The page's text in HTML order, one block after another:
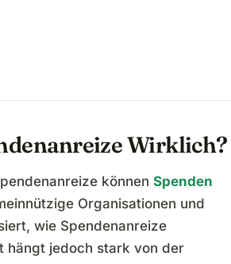
Wirklich?
können Spenden
Organisationen und
wie Spendenanreize
hängt jedoch stark von der